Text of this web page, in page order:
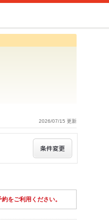
2026/07/15 更新
をご利用ください。